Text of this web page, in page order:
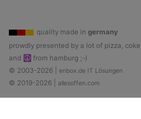
quality made in germany
prowdly presented by a lot of pizza,
and ☮ from hamburg ;-)
© 2003-2026 | enbox.de IT Lösungen
© 2019-2026 | allesoffen.com